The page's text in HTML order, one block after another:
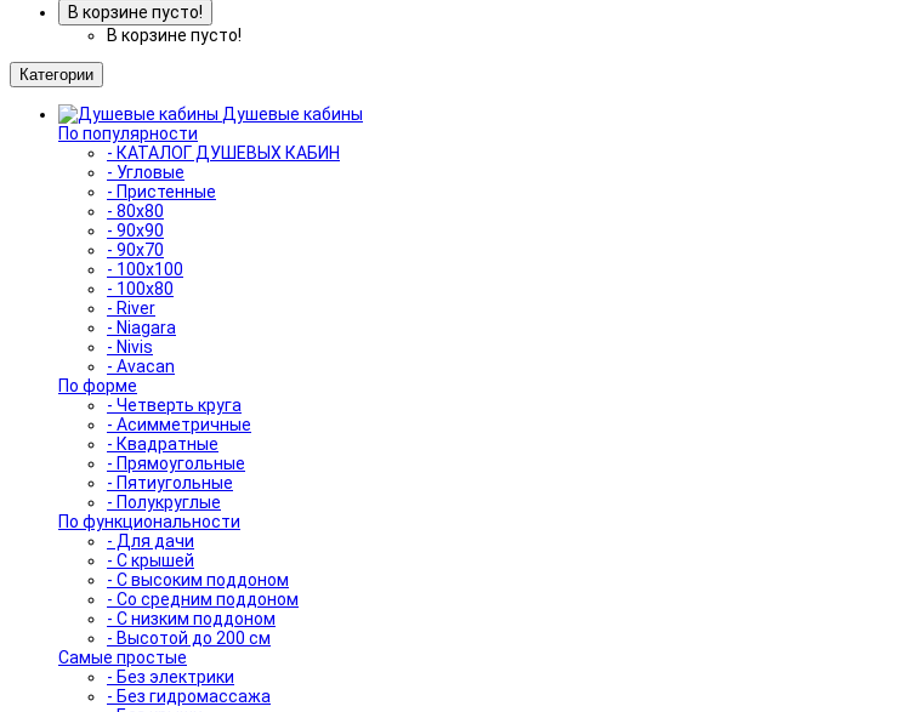
В корзине пусто!
В корзине пусто!
Категории
Душевые кабины
По популярности
- КАТАЛОГ ДУШЕВЫХ КАБИН
- Угловые
- Пристенные
- 80x80
- 90x90
- 90x70
- 100x100
- 100x80
- River
- Niagara
- Nivis
- Avacan
По форме
- Четверть круга
- Асимметричные
- Квадратные
- Прямоугольные
- Пятиугольные
- Полукруглые
По функциональности
- Для дачи
- С крышей
- С высоким поддоном
- Со средним поддоном
- С низким поддоном
- Высотой до 200 см
Самые простые
- Без электрики
- Без гидромассажа